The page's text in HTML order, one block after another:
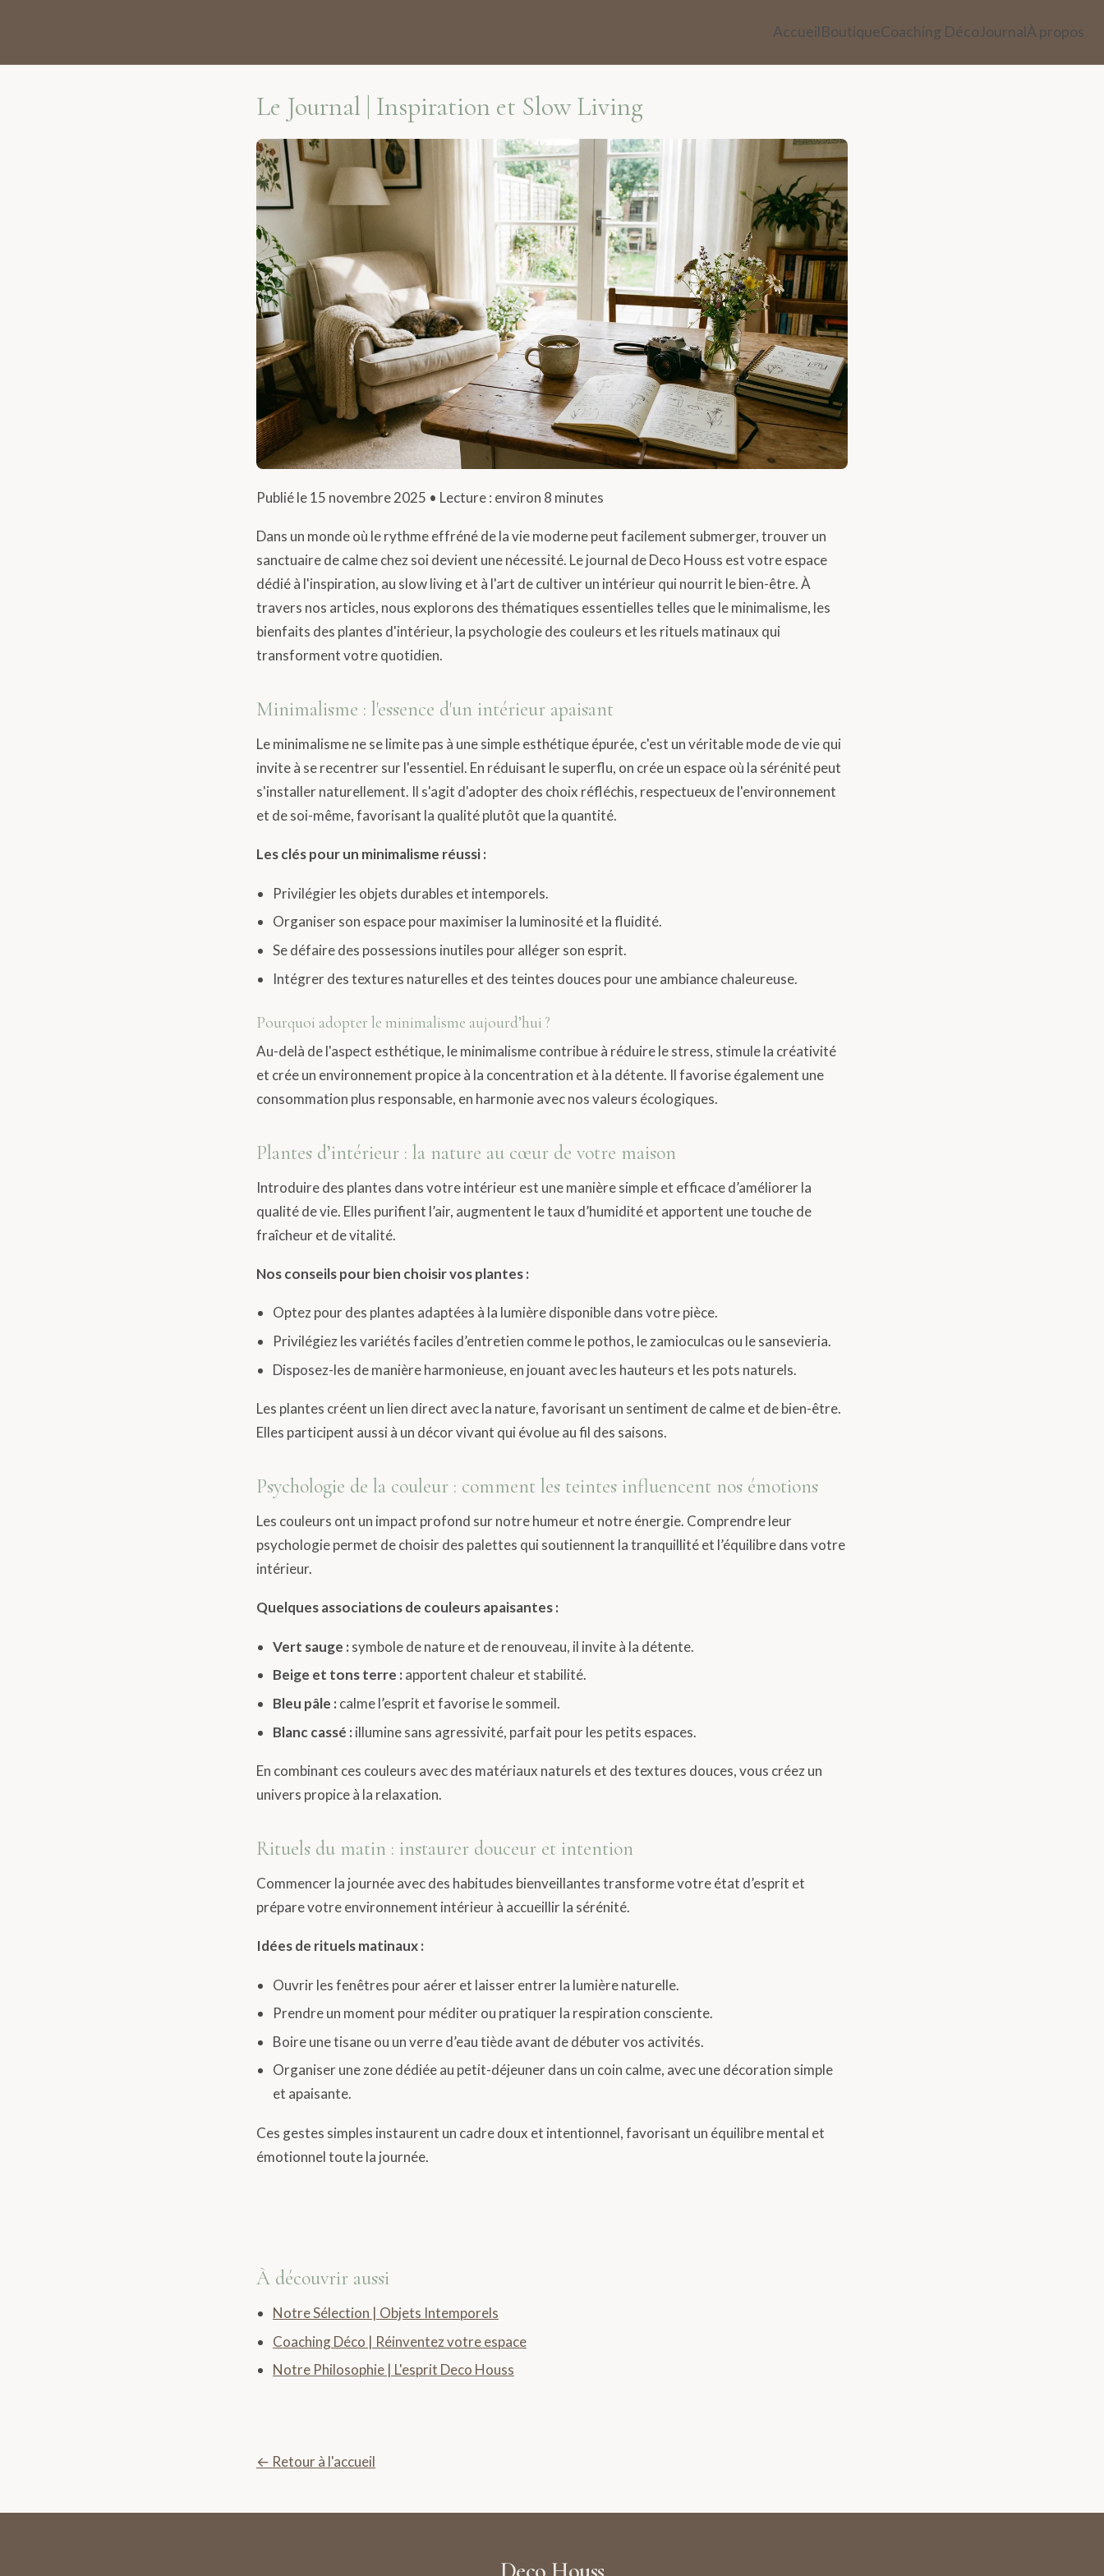
AccueilBoutiqueCoaching Déco JournalÀ propos
Le Journal | Inspiration et Slow Living
Publié le 15 novembre 2025 • Lecture : environ 8 minutes
Dans un monde où le rythme effréné de la vie moderne peut facilement submerger, trouver un
sanctuaire de calme chez soi devient une nécessité. Le journal de Deco Houss est votre espace
dédié à l'inspiration, au slow living et à l'art de cultiver un intérieur qui nourrit le bien-être. À
travers nos articles, nous explorons des thématiques essentielles telles que le minimalisme, les
bienfaits des plantes d'intérieur, la psychologie des couleurs et les rituels matinaux qui
transforment votre quotidien.
Minimalisme : l'essence d'un intérieur apaisant
Le minimalisme ne se limite pas à une simple esthétique épurée, c'est un véritable mode de vie qui
invite à se recentrer sur l'essentiel. En réduisant le superflu, on crée un espace où la sérénité peut
s'installer naturellement. Il s'agit d'adopter des choix réfléchis, respectueux de l'environnement
et de soi-même, favorisant la qualité plutôt que la quantité.
Les clés pour un minimalisme réussi :
Privilégier les objets durables et intemporels.
Organiser son espace pour maximiser la luminosité et la fluidité.
Se défaire des possessions inutiles pour alléger son esprit.
Intégrer des textures naturelles et des teintes douces pour une ambiance chaleureuse.
Pourquoi adopter le minimalisme aujourd’hui ?
Au-delà de l'aspect esthétique, le minimalisme contribue à réduire le stress, stimule la créativité
et crée un environnement propice à la concentration et à la détente. Il favorise également une
consommation plus responsable, en harmonie avec nos valeurs écologiques.
Plantes d’intérieur : la nature au cœur de votre maison
Introduire des plantes dans votre intérieur est une manière simple et efficace d’améliorer la
qualité de vie. Elles purifient l’air, augmentent le taux d’humidité et apportent une touche de
fraîcheur et de vitalité.
Nos conseils pour bien choisir vos plantes :
Optez pour des plantes adaptées à la lumière disponible dans votre pièce.
Privilégiez les variétés faciles d’entretien comme le pothos, le zamioculcas ou le sansevieria.
Disposez-les de manière harmonieuse, en jouant avec les hauteurs et les pots naturels.
Les plantes créent un lien direct avec la nature, favorisant un sentiment de calme et de bien-être.
Elles participent aussi à un décor vivant qui évolue au fil des saisons.
Psychologie de la couleur : comment les teintes influencent nos émotions
Les couleurs ont un impact profond sur notre humeur et notre énergie. Comprendre leur
psychologie permet de choisir des palettes qui soutiennent la tranquillité et l’équilibre dans votre
intérieur.
Quelques associations de couleurs apaisantes :
Vert sauge : symbole de nature et de renouveau, il invite à la détente.
Beige et tons terre : apportent chaleur et stabilité.
Bleu pâle : calme l’esprit et favorise le sommeil.
Blanc cassé : illumine sans agressivité, parfait pour les petits espaces.
En combinant ces couleurs avec des matériaux naturels et des textures douces, vous créez un
univers propice à la relaxation.
Rituels du matin : instaurer douceur et intention
Commencer la journée avec des habitudes bienveillantes transforme votre état d’esprit et
prépare votre environnement intérieur à accueillir la sérénité.
Idées de rituels matinaux :
Ouvrir les fenêtres pour aérer et laisser entrer la lumière naturelle.
Prendre un moment pour méditer ou pratiquer la respiration consciente.
Boire une tisane ou un verre d’eau tiède avant de débuter vos activités.
Organiser une zone dédiée au petit-déjeuner dans un coin calme, avec une décoration simple
et apaisante.
Ces gestes simples instaurent un cadre doux et intentionnel, favorisant un équilibre mental et
émotionnel toute la journée.
À découvrir aussi
Notre Sélection | Objets Intemporels
Coaching Déco | Réinventez votre espace
Notre Philosophie | L'esprit Deco Houss
← Retour à l'accueil